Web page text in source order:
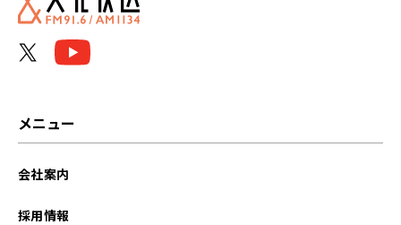
メニュー
会社案内
採用情報